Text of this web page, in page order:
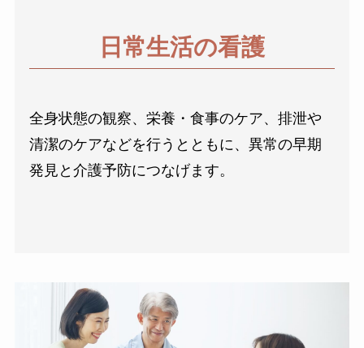
日常生活の看護
全身状態の観察、栄養・食事のケア、排泄や
清潔のケアなどを行うとともに、異常の早期
発見と介護予防につなげます。